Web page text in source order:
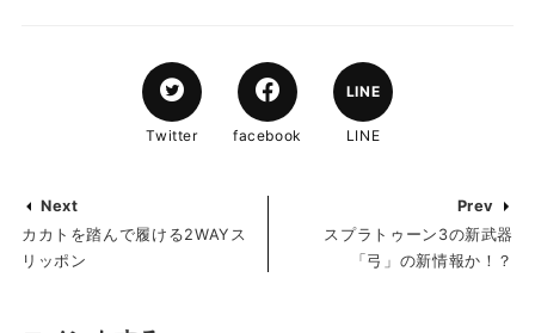
Twitter facebook
LINE
LINE
Next
カカトを踏んで履ける2WAYス
リッポン
Prev
スプラトゥーン3の新武器
「弓」の新情報か！？